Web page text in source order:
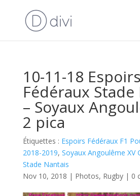
10-11-18 Espoirs
Fédéraux
– Soyaux
2 pica
Étiquettes : Espoirs Fédéraux F1
2018-2019, Soyaux Angoulême XV
Stade Nantais
Nov 10, 2018 | Photos, Rugby| 0